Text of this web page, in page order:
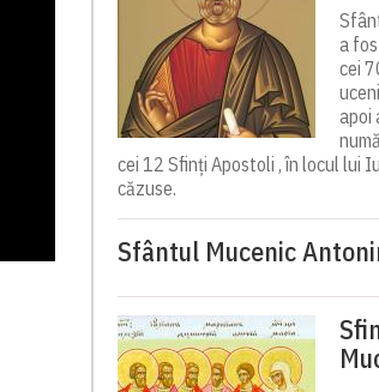
a
cei
apoi
cei 12 Sfinți Apostoli , în locul lui
căzuse.
Sfântul Mucenic